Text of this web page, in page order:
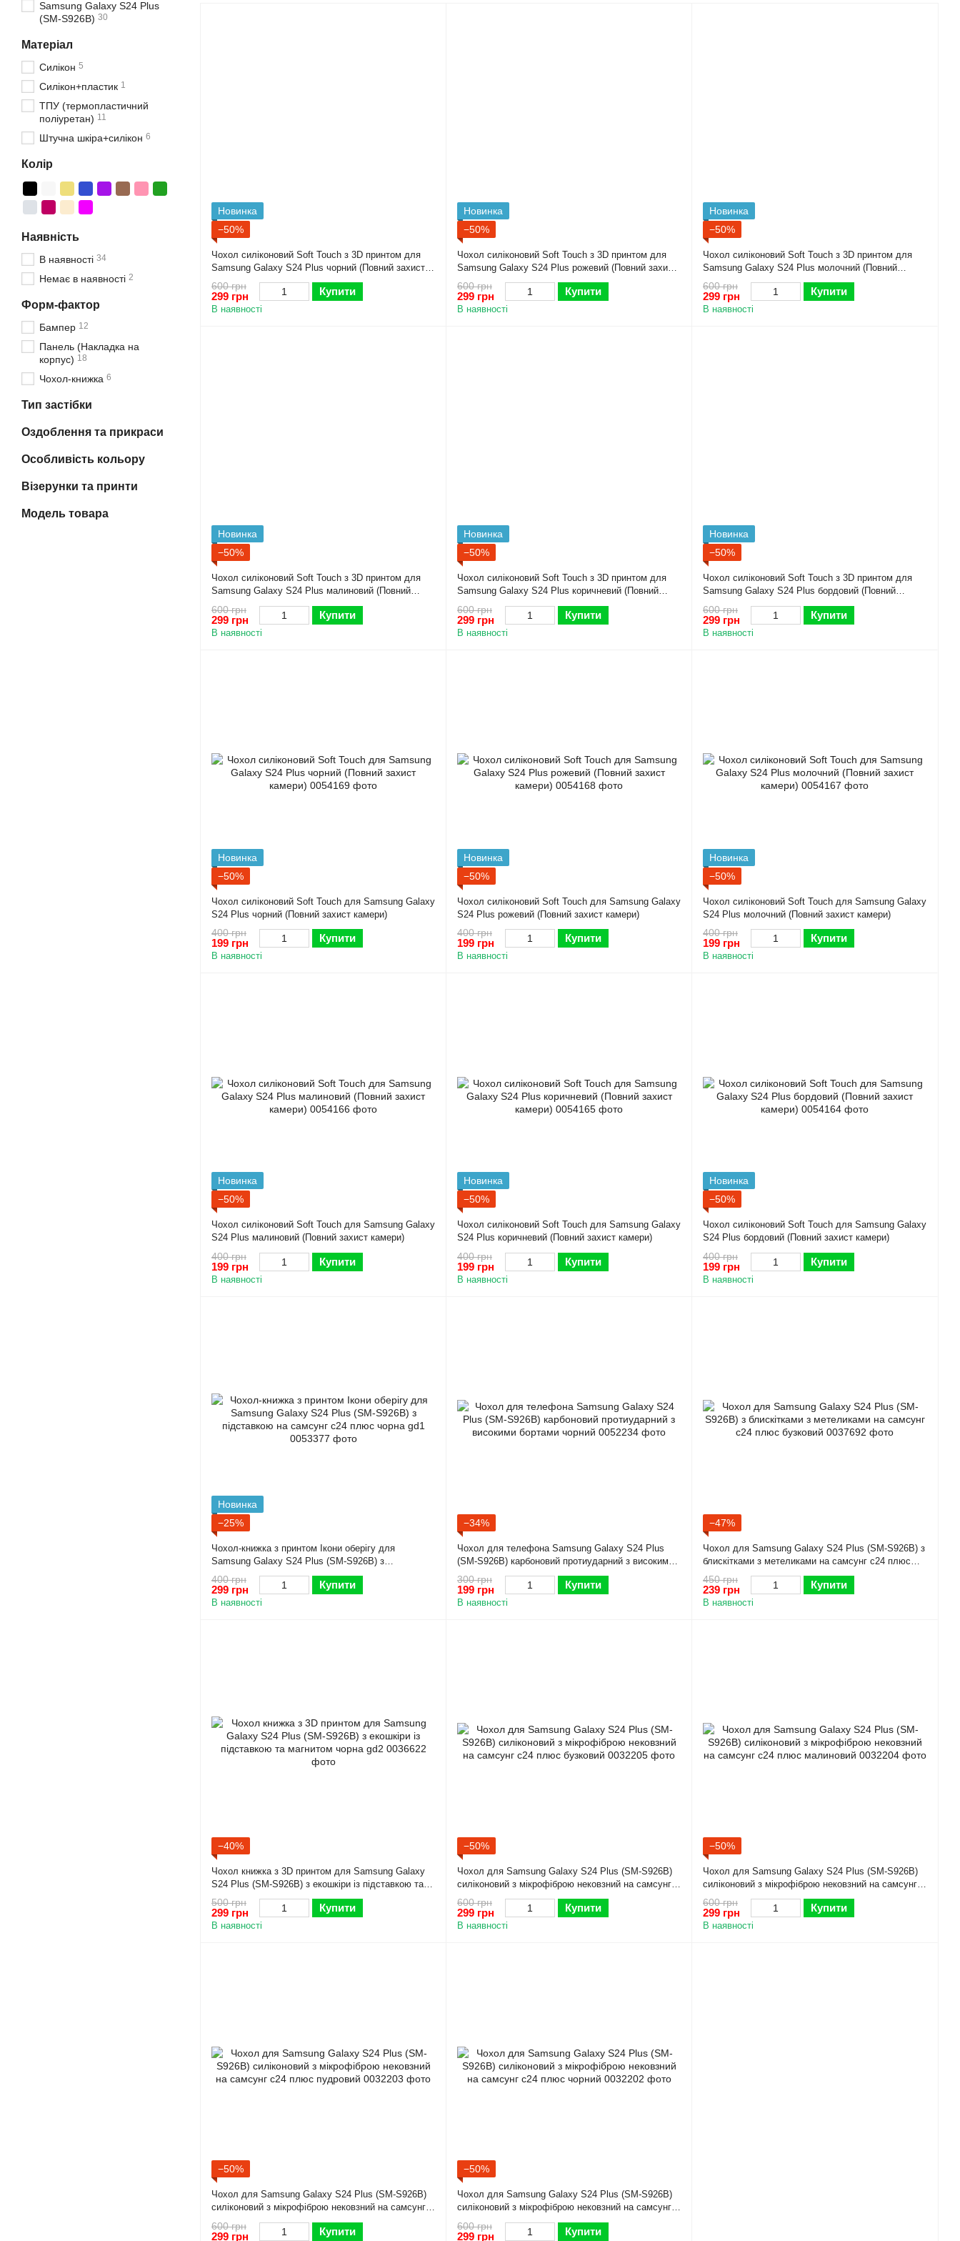
Новинка
−50%
Чохол силіконовий Soft Touch з 3D принтом для
Samsung Galaxy S24 Plus чорний (Повний захист
камери)
600 грн
299 грн Купити
В наявності
Новинка
−50%
Чохол силіконовий Soft Touch з 3D принтом для
Samsung Galaxy S24 Plus рожевий (Повний захист
камери)
600 грн
299 грн Купити
В наявності
Новинка
−50%
Чохол силіконовий Soft Touch з 3D принтом для
Samsung Galaxy S24 Plus молочний (Повний
захист камери)
600 грн
299 грн Купити
В наявності
Новинка
−50%
Чохол силіконовий Soft Touch з 3D принтом для
Samsung Galaxy S24 Plus малиновий (Повний
захист камери)
600 грн
299 грн Купити
В наявності
Новинка
−50%
Чохол силіконовий Soft Touch з 3D принтом для
Samsung Galaxy S24 Plus коричневий (Повний
захист камери)
600 грн
299 грн Купити
В наявності
Новинка
−50%
Чохол силіконовий Soft Touch з 3D принтом для
Samsung Galaxy S24 Plus бордовий (Повний
захист камери)
600 грн
299 грн Купити
В наявності
Новинка
−50%
Чохол силіконовий Soft Touch для Samsung Galaxy
S24 Plus чорний (Повний захист камери)
400 грн
199 грн Купити
В наявності
Новинка
−50%
Чохол силіконовий Soft Touch для Samsung Galaxy
S24 Plus рожевий (Повний захист камери)
400 грн
199 грн Купити
В наявності
Новинка
−50%
Чохол силіконовий Soft Touch для Samsung Galaxy
S24 Plus молочний (Повний захист камери)
400 грн
199 грн Купити
В наявності
Новинка
−50%
Чохол силіконовий Soft Touch для Samsung Galaxy
S24 Plus малиновий (Повний захист камери)
400 грн
199 грн Купити
В наявності
Новинка
−50%
Чохол силіконовий Soft Touch для Samsung Galaxy
S24 Plus коричневий (Повний захист камери)
400 грн
199 грн Купити
В наявності
Новинка
−50%
Чохол силіконовий Soft Touch для Samsung Galaxy
S24 Plus бордовий (Повний захист камери)
400 грн
199 грн Купити
В наявності
Новинка
−25%
Чохол-книжка з принтом Ікони оберігу для
Samsung Galaxy S24 Plus (SM-S926B) з
підставкою на самсунг с24 плюс чорна gd1
400 грн
299 грн Купити
В наявності
−34%
Чохол для телефона Samsung Galaxy S24 Plus
(SM-S926B) карбоновий протиударний з високими
бортами чорний
300 грн
199 грн Купити
В наявності
−47%
Чохол для Samsung Galaxy S24 Plus (SM-S926B) з
блискітками з метеликами на самсунг с24 плюс
бузковий
450 грн
239 грн Купити
В наявності
−40%
Чохол книжка з 3D принтом для Samsung Galaxy
S24 Plus (SM-S926B) з екошкіри із підставкою та
магнитом чорна gd2
500 грн
299 грн Купити
В наявності
−50%
Чохол для Samsung Galaxy S24 Plus (SM-S926B)
силіконовий з мікрофіброю нековзний на самсунг
с24 плюс бузковий
600 грн
299 грн Купити
В наявності
−50%
Чохол для Samsung Galaxy S24 Plus (SM-S926B)
силіконовий з мікрофіброю нековзний на самсунг
с24 плюс малиновий
600 грн
299 грн Купити
В наявності
−50%
Чохол для Samsung Galaxy S24 Plus (SM-S926B)
силіконовий з мікрофіброю нековзний на самсунг
с24 плюс пудровий
600 грн
299 грн Купити
−50%
Чохол для Samsung Galaxy S24 Plus (SM-S926B)
силіконовий з мікрофіброю нековзний на самсунг
с24 плюс чорний
600 грн
299 грн Купити
Samsung Galaxy S24 Plus
(SM-S926B) 30
Матеріал
Силікон 5
Силікон+пластик 1
ТПУ (термопластичний
поліуретан) 11
Штучна шкіра+силікон 6
Колір
Наявність
В наявності 34
Немає в наявності 2
Форм-фактор
Бампер 12
Панель (Накладка на
корпус) 18
Чохол-книжка 6
Тип застібки
Оздоблення та прикраси
Особливість кольору
Візерунки та принти
Модель товара